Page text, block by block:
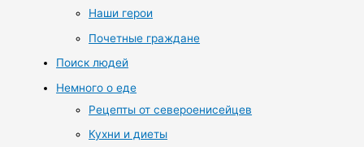
Наши герои
Почетные граждане
Поиск людей
Немного о еде
Рецепты от североенисейцев
Кухни и диеты